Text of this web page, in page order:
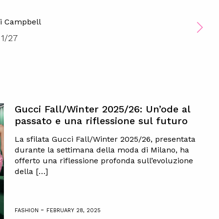
Campbell
1/27
Gucci Fall/Winter 2025/26: Un’ode al
passato e una riflessione sul futuro
La sfilata Gucci Fall/Winter 2025/26, presentata
durante la settimana della moda di Milano, ha
offerto una riflessione profonda sull’evoluzione
della […]
FASHION - FEBRUARY 28, 2025